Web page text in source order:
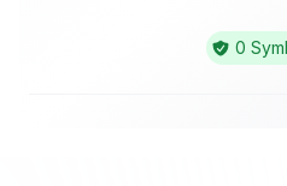
0